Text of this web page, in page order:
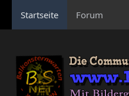
Startseite Forum